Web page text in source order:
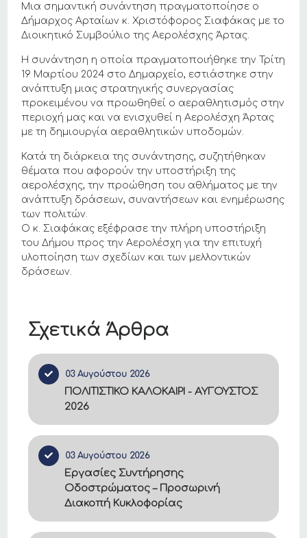
Σχετικά Άρθρα
03 Αυγούστου 2026
ΠΟΛΙΤΙΣΤΙΚΟ ΚΑΛΟΚΑΙΡΙ - ΑΥΓΟΥΣΤΟΣ
2026
03 Αυγούστου 2026
Εργασίες Συντήρησης
Οδοστρώματος – Προσωρινή
Διακοπή Κυκλοφορίας
Μια σημαντική συνάντηση πραγματοποίησε ο
Δήμαρχος Αρταίων κ. Χριστόφορος Σιαφάκας με το
Διοικητικό Συμβούλιο της Αερολέσχης Άρτας.
Η συνάντηση η οποία πραγματοποιήθηκε την Τρίτη
19 Μαρτίου 2024 στο Δημαρχείο, εστιάστηκε στην
ανάπτυξη μιας στρατηγικής συνεργασίας
προκειμένου να προωθηθεί ο αεραθλητισμός στην
περιοχή μας και να ενισχυθεί η Αερολέσχη Άρτας
με τη δημιουργία αεραθλητικών υποδομών.
Κατά τη διάρκεια της συνάντησης, συζητήθηκαν
θέματα που αφορούν την υποστήριξη της
αερολέσχης, την προώθηση του αθλήματος με την
ανάπτυξη δράσεων, συναντήσεων και ενημέρωσης
των πολιτών.
Ο κ. Σιαφάκας εξέφρασε την πλήρη υποστήριξη
του Δήμου προς την Αερολέσχη για την επιτυχή
υλοποίηση των σχεδίων και των μελλοντικών
δράσεων.